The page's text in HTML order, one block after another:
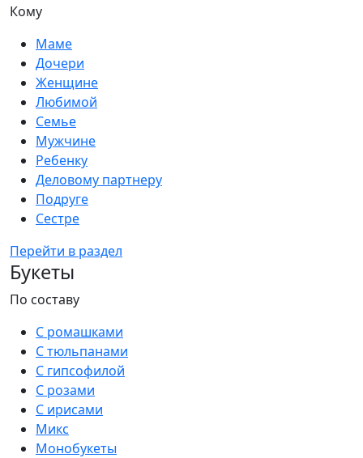
Кому
Маме
Дочери
Женщине
Любимой
Семье
Мужчине
Ребенку
Деловому партнеру
Подруге
Сестре
Перейти в раздел
Букеты
По составу
С ромашками
С тюльпанами
С гипсофилой
С розами
С ирисами
Микс
Монобукеты